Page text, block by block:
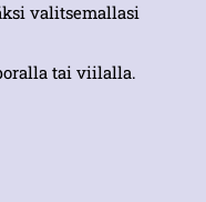
valitsemallasi
tai viilalla.